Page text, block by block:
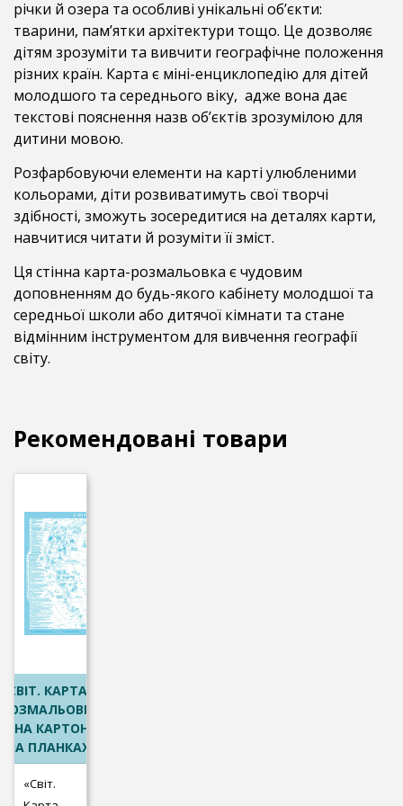
річки й озера та особливі унікальні об’єкти:
тварини, пам’ятки архітектури тощо. Це дозволяє
дітям зрозуміти та вивчити географічне положення
різних країн. Карта є міні-енциклопедію для дітей
молодшого та середнього віку, адже вона дає
текстові пояснення назв об’єктів зрозумілою для
дитини мовою.
Розфарбовуючи елементи на карті улюбленими
кольорами, діти розвиватимуть свої творчі
здібності, зможуть зосередитися на деталях карти,
навчитися читати й розуміти її зміст.
Ця стінна карта-розмальовка є чудовим
доповненням до будь-якого кабінету молодшої та
середньої школи або дитячої кімнати та стане
відмінним інструментом для вивчення географії
світу.
Рекомендовані товари
СВІТ. КАРТА-
РОЗМАЛЬОВКА
(НА КАРТОНІ
НА ПЛАНКАХ)
«Світ.